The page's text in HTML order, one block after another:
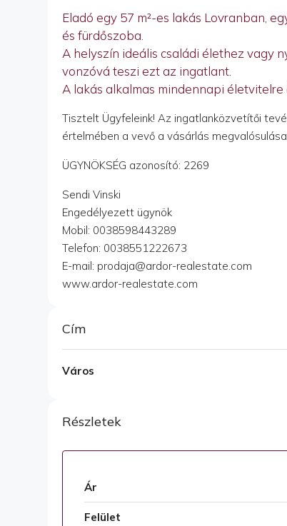
Eladó egy 57 m²-es lakás Lovranban,
és fürdőszoba.
A helyszín ideális családi élethez vagy
vonzóvá teszi ezt az ingatlant.
A lakás alkalmas mindennapi
Tisztelt Ügyfeleink! Az ingatlanközvetítői
értelmében a vevő a vásárlás
ÜGYNÖKSÉG azonosító: 2269
Sendi Vinski
Engedélyezett ügynök
Mobil: 0038598443289
Telefon: 0038551222673
E-mail: prodaja@ardor-realestate.com
www.ardor-realestate.com
Cím
Város
Részletek
Ár
Felület